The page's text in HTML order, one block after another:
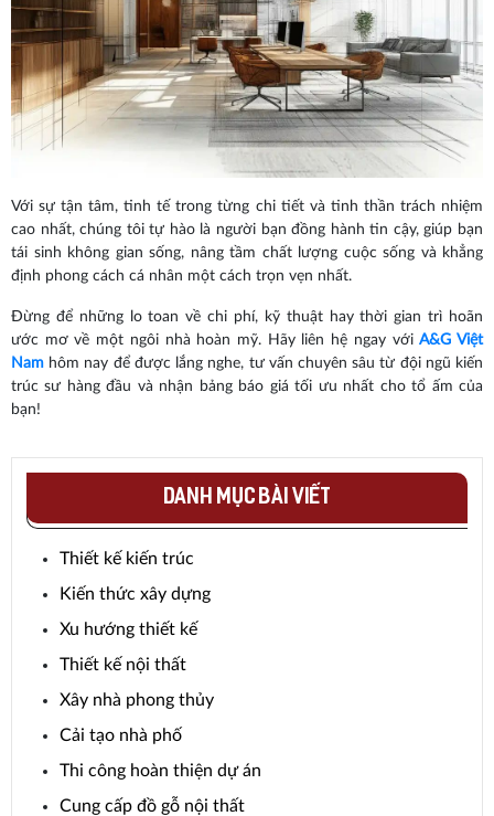
Với sự tận tâm, tinh tế trong từng chi tiết và tinh thần trách nhiệm
cao nhất, chúng tôi tự hào là người bạn đồng hành tin cậy, giúp bạn
tái sinh không gian sống, nâng tầm chất lượng cuộc sống và khẳng
định phong cách cá nhân một cách trọn vẹn nhất.
Đừng để những lo toan về chi phí, kỹ thuật hay thời gian trì hoãn
ước mơ về một ngôi nhà hoàn mỹ. Hãy liên hệ ngay vớiA&G Việt
Nam hôm nay để được lắng nghe, tư vấn chuyên sâu từ đội ngũ kiến
trúc sư hàng đầu và nhận bảng báo giá tối ưu nhất cho tổ ấm của
bạn!
DANH MỤC BÀI VIẾT
Thiết kế kiến trúc
Kiến thức xây dựng
Xu hướng thiết kế
Thiết kế nội thất
Xây nhà phong thủy
Cải tạo nhà phố
Thi công hoàn thiện dự án
Cung cấp đồ gỗ nội thất